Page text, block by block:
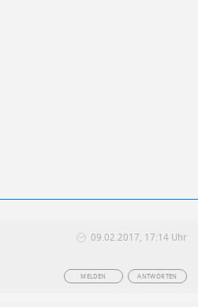
09.02.2017, 17:14 Uhr
ANTWORTEN
MELDEN